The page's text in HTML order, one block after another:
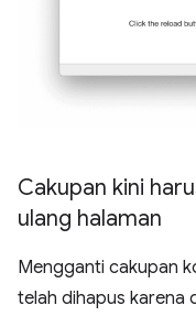
Cakupan kini
ulang halaman
Mengganti cakupan
telah dihapus karena